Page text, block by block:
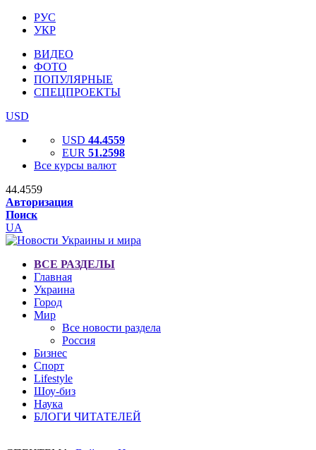
РУС
УКР
ВИДЕО
ФОТО
ПОПУЛЯРНЫЕ
СПЕЦПРОЕКТЫ
USD
USD 44.4559
EUR 51.2598
Все курсы валют
44.4559
Авторизация
Поиск
UA
ВСЕ РАЗДЕЛЫ
Главная
Украина
Город
Мир
Все новости раздела
Россия
Бизнес
Спорт
Lifestyle
Шоу-биз
Наука
БЛОГИ ЧИТАТЕЛЕЙ